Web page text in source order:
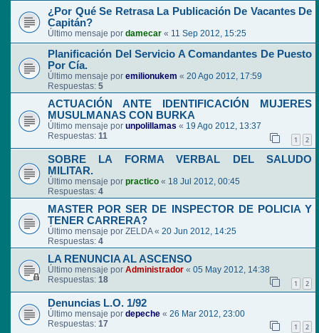
¿Por Qué Se Retrasa La Publicación De Vacantes De
Capitán?
Último mensaje por damecar « 11 Sep 2012, 15:25
Planificación Del Servicio A Comandantes De Puesto
Por Cía.
Último mensaje por emilionukem « 20 Ago 2012, 17:59
Respuestas: 5
ACTUACIÓN ANTE IDENTIFICACIÓN MUJERES
MUSULMANAS CON BURKA
Último mensaje por unpolillamas « 19 Ago 2012, 13:37
Respuestas: 11 1 2
SOBRE LA FORMA VERBAL DEL SALUDO
MILITAR.
Último mensaje por practico « 18 Jul 2012, 00:45
Respuestas: 4
MASTER POR SER DE INSPECTOR DE POLICIA Y
TENER CARRERA?
Último mensaje por ZELDA« 20 Jun 2012, 14:25
Respuestas: 4
LA RENUNCIA AL ASCENSO
Último mensaje por Administrador « 05 May 2012, 14:38
Respuestas: 18 1 2
Denuncias L.O. 1/92
Último mensaje por depeche « 26 Mar 2012, 23:00
Respuestas: 17 1 2